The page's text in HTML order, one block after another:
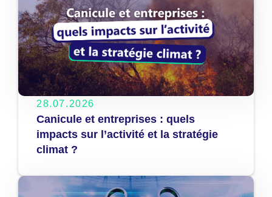
28.07.2026
Canicule et entreprises : quels
impacts sur l’activité et la stratégie
climat ?